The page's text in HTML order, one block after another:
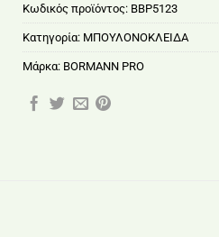
Κωδικός προϊόντος: BBP5123
Κατηγορία: ΜΠΟΥΛΟΝΟΚΛΕΙΔΑ
Μάρκα: BORMANN PRO